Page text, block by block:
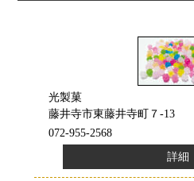
光製菓
藤井寺市東藤井寺町７-13
072-955-2568
詳細